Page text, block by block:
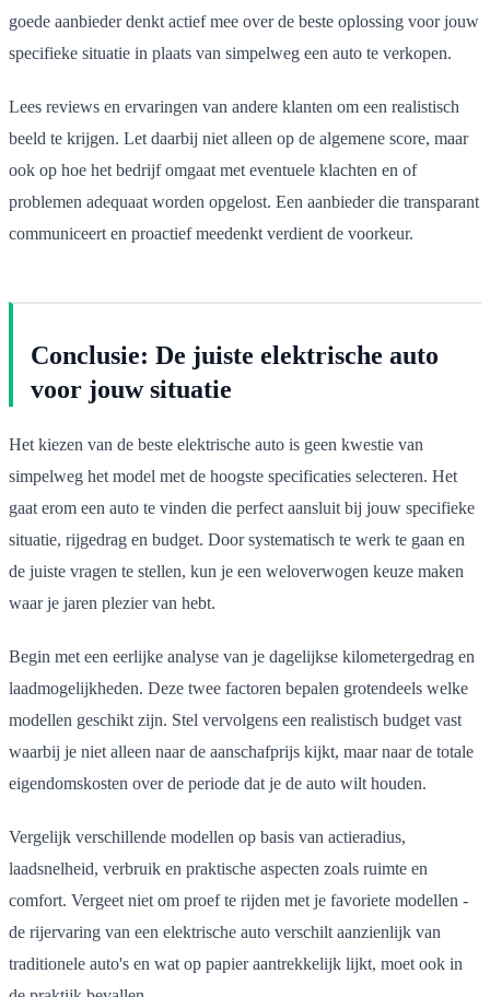
goede aanbieder denkt actief mee over de beste oplossing voor jouw
specifieke situatie in plaats van simpelweg een auto te verkopen.
Lees reviews en ervaringen van andere klanten om een realistisch
beeld te krijgen. Let daarbij niet alleen op de algemene score, maar
ook op hoe het bedrijf omgaat met eventuele klachten en of
problemen adequaat worden opgelost. Een aanbieder die transparant
communiceert en proactief meedenkt verdient de voorkeur.
Conclusie: De juiste elektrische auto
voor jouw situatie
Het kiezen van de beste elektrische auto is geen kwestie van
simpelweg het model met de hoogste specificaties selecteren. Het
gaat erom een auto te vinden die perfect aansluit bij jouw specifieke
situatie, rijgedrag en budget. Door systematisch te werk te gaan en
de juiste vragen te stellen, kun je een weloverwogen keuze maken
waar je jaren plezier van hebt.
Begin met een eerlijke analyse van je dagelijkse kilometergedrag en
laadmogelijkheden. Deze twee factoren bepalen grotendeels welke
modellen geschikt zijn. Stel vervolgens een realistisch budget vast
waarbij je niet alleen naar de aanschafprijs kijkt, maar naar de totale
eigendomskosten over de periode dat je de auto wilt houden.
Vergelijk verschillende modellen op basis van actieradius,
laadsnelheid, verbruik en praktische aspecten zoals ruimte en
comfort. Vergeet niet om proef te rijden met je favoriete modellen -
de rijervaring van een elektrische auto verschilt aanzienlijk van
traditionele auto's en wat op papier aantrekkelijk lijkt, moet ook in